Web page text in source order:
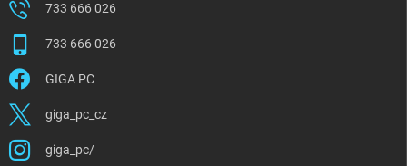
733 666 026
733 666 026
GIGA PC
giga_pc_cz
giga_pc/